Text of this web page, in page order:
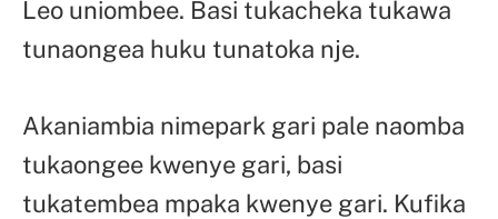
Leo uniombee. Basi tukacheka tukawa
tunaongea huku tunatoka nje.
Akaniambia nimepark gari pale naomba
tukaongee kwenye gari, basi
tukatembea mpaka kwenye gari. Kufika